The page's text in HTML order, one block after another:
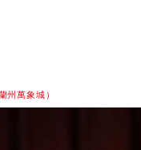
州萬象城）‬